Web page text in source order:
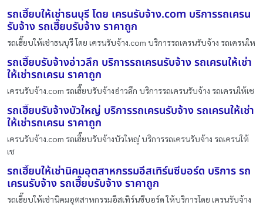
รถเฮี๊ยบให้เช่าธนบุรี โดย เครนรับจ้าง.com บริการรถเครน
รับจ้าง รถเฮี๊ยบรับจ้าง ราคาถูก
รถเฮี๊ยบให้เช่าธนบุรี โดย เครนรับจ้าง.com บริการรถเครนรับจ้าง รถเครนให
รถเฮี๊ยบรับจ้างอ่าวลึก บริการรถเครนรับจ้าง รถเครนให้เช่า
ให้เช่ารถเครน ราคาถูก
เครนรับจ้าง.com รถเฮี๊ยบรับจ้างอ่าวลึก บริการรถเครนรับจ้าง รถเครนให้เช
รถเฮี๊ยบรับจ้างบัวใหญ่ บริการรถเครนรับจ้าง รถเครนให้เช่า
ให้เช่ารถเครน ราคาถูก
เครนรับจ้าง.com รถเฮี๊ยบรับจ้างบัวใหญ่ บริการรถเครนรับจ้าง รถเครนให้
เช
รถเฮี๊ยบให้เช่านิคมอุตสาหกรรมอีสเทิร์นซีบอร์ด บริการ รถ
เครนรับจ้าง รถเฮี๊ยบรับจ้าง ราคาถูก
รถเฮี๊ยบให้เช่านิคมอุตสาหกรรมอีสเทิร์นซีบอร์ด ให้บริการโดย เครนรับจ้าง